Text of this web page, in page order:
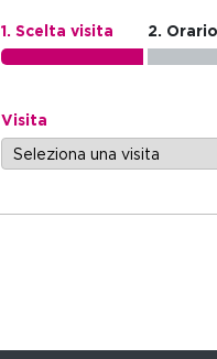
1. Scelta visita 2. Orario
Visita